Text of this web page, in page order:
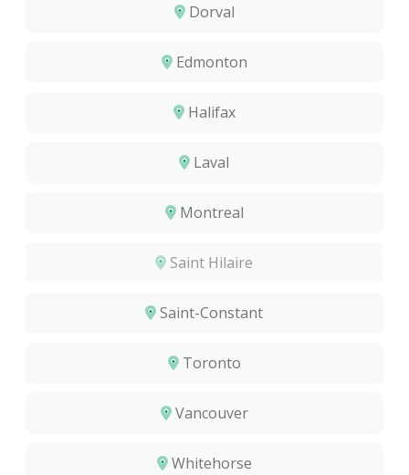
Dorval
Edmonton
Halifax
Laval
Montreal
Saint Hilaire
Saint-Constant
Toronto
Vancouver
Whitehorse